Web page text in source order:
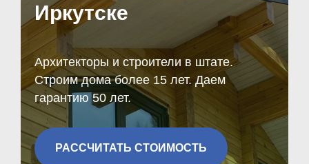
Иркутске
Архитекторы и строители в штате.
Строим дома более 15 лет. Даем
гарантию 50 лет.
РАССЧИТАТЬ СТОИМОСТЬ